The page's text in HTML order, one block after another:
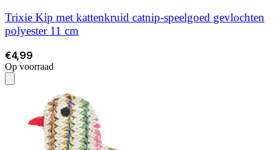
Trixie Kip met kattenkruid catnip-speelgoed gevlochten
polyester 11 cm
€4,99
Op voorraad